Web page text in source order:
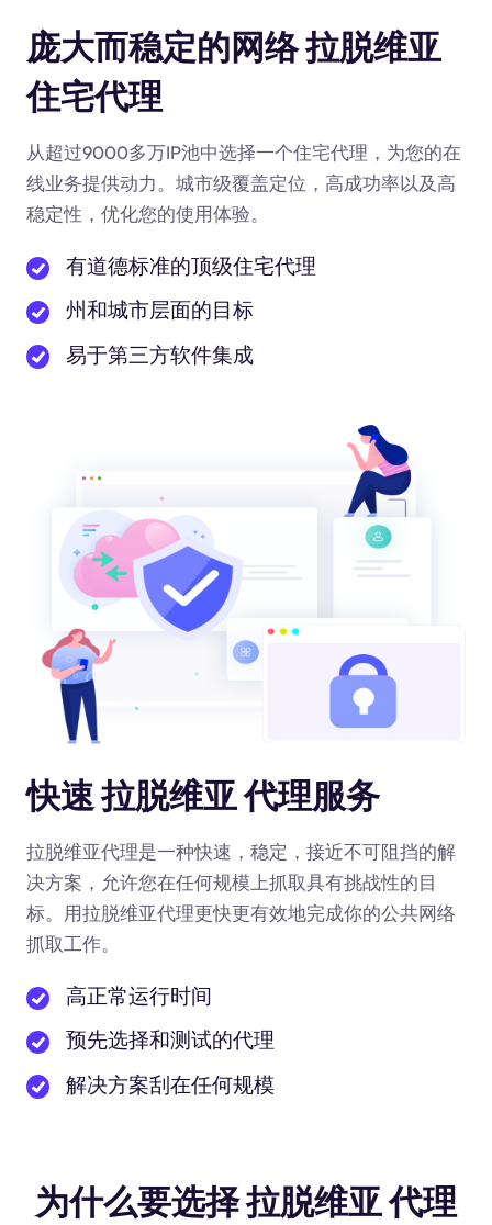
庞大而稳定的网络 拉脱维亚
住宅代理
从超过9000多万IP池中选择一个住宅代理，为您的在
线业务提供动力。城市级覆盖定位，高成功率以及高
稳定性，优化您的使用体验。
有道德标准的顶级住宅代理
州和城市层面的目标
易于第三方软件集成
快速 拉脱维亚 代理服务
拉脱维亚代理是一种快速，稳定，接近不可阻挡的解
决方案，允许您在任何规模上抓取具有挑战性的目
标。用拉脱维亚代理更快更有效地完成你的公共网络
抓取工作。
高正常运行时间
预先选择和测试的代理
解决方案刮在任何规模
为什么要选择 拉脱维亚 代理